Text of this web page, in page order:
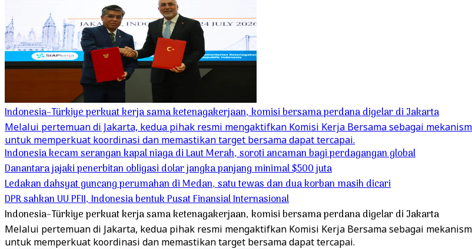
Indonesia–Türkiye perkuat kerja sama ketenagakerjaan, komisi bersama perdana digelar di Jakarta
Melalui pertemuan di Jakarta, kedua pihak resmi mengaktifkan Komisi Kerja Bersama sebagai
untuk memperkuat koordinasi dan memastikan target bersama dapat tercapai.
Indonesia kecam serangan kapal niaga di Laut Merah, soroti ancaman bagi perdagangan global
Danantara jajaki penerbitan obligasi dolar jangka panjang minimal $500 juta
Ledakan dahsyat guncang perumahan di Medan, satu tewas dan dua korban masih dicari
DPR sahkan UU PFII, Indonesia bentuk Pusat Finansial Internasional
Indonesia–Türkiye perkuat kerja sama ketenagakerjaan, komisi bersama perdana digelar di Jakarta
Melalui pertemuan di Jakarta, kedua pihak resmi mengaktifkan Komisi Kerja Bersama sebagai
untuk memperkuat koordinasi dan memastikan target bersama dapat tercapai.